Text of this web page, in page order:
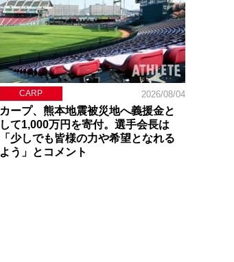
CARP 2026/08/04
カープ、熊本地震被災地へ義援金と
して1,000万円を寄付。選手会長は
「少しでも皆様の力や希望となれる
よう」とコメント